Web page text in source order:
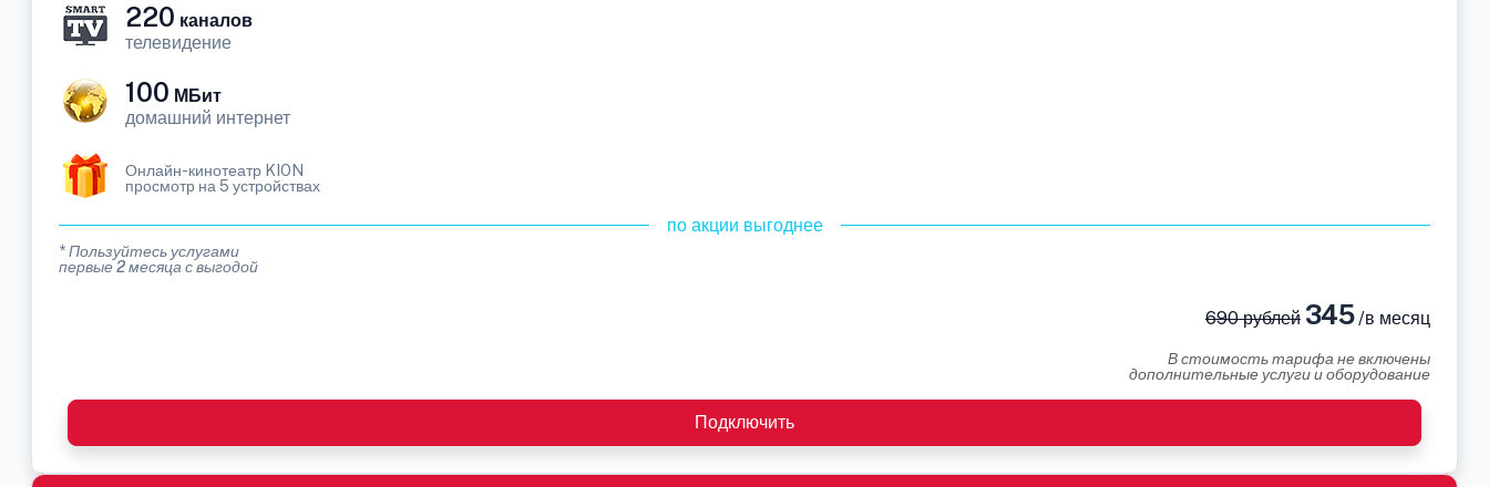
220 каналов
телевидение
100 МБит
домашний интернет
Онлайн-кинотеатр KION
просмотр на 5 устройствах
по акции выгоднее
* Пользуйтесь услугами
первые 2 месяца с выгодой
690 рублей345/в месяц
В стоимость тарифа не включены
дополнительные услуги и оборудование
Подключить